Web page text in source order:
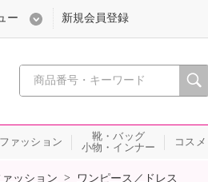
心おどる、瞬間を。通販・テレビシ
ー 新規会員登録
ファッション
靴・バッグ
小物・インナー
コスメ
ァッション > ワンピース／ドレス